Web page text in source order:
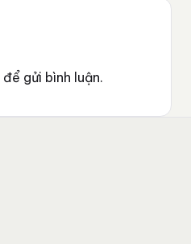
để gửi bình luận.